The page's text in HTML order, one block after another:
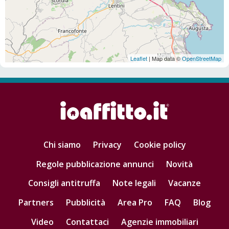
Leaflet | Map data ©OpenStreetMap
Chi siamo Privacy
Cookie policy
Regole pubblicazione annunci
Novità
Consigli antitruffa
Note legali
Vacanze
Partners
Pubblicità Area Pro FAQ
Blog
Video
Contattaci Agenzie immobiliari